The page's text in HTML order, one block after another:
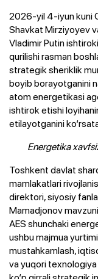
2026-yil 4-iyun kuni
Shavkat Mirziyoyev
Vladimir Putin
qurilishi rasman
strategik sheriklik
boyib borayotganini
atom energetikasi
ishtirok etishi
etilayotganini
Energetika
Toshkent davlat
mamlakatlari
direktori, siyosiy
Mamadjonov
AES shunchaki
ushbu majmua
mustahkamlash,
va yuqori